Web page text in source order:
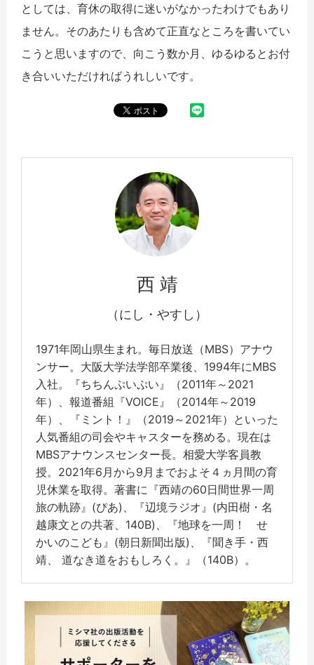
としては、育休の取得に迷いがなかったわけでもあり
ません。そのあたりも含めて正直なところを書いてい
こうと思いますので、向こう数か月、ゆるゆるとお付
き合いいただければうれしいです。
西 靖
（にし・やすし）
1971年岡山県生まれ。毎日放送（MBS）アナウ
ンサー。大阪大学法学部卒業後、1994年にMBS
入社。『ちちんぷいぷい』（2011年～2021
年）、報道番組『VOICE』（2014年～2019
年）、『ミント！』（2019～2021年）といった
人気番組の司会やキャスターを務める。現在は
MBSアナウンスセンター長。相愛大学客員教
授。2021年6月から9月までおよそ４ヵ月間の育
児休業を取得。著書に『西靖の60日間世界一周
旅の軌跡』(ぴあ)、『辺境ラジオ』(内田樹・名
越康文との共著、140B)、『地球を一周！ せ
かいのこども』(朝日新聞出版)、『聞き手・西
靖、 道なき道をおもしろく。』（140B）。